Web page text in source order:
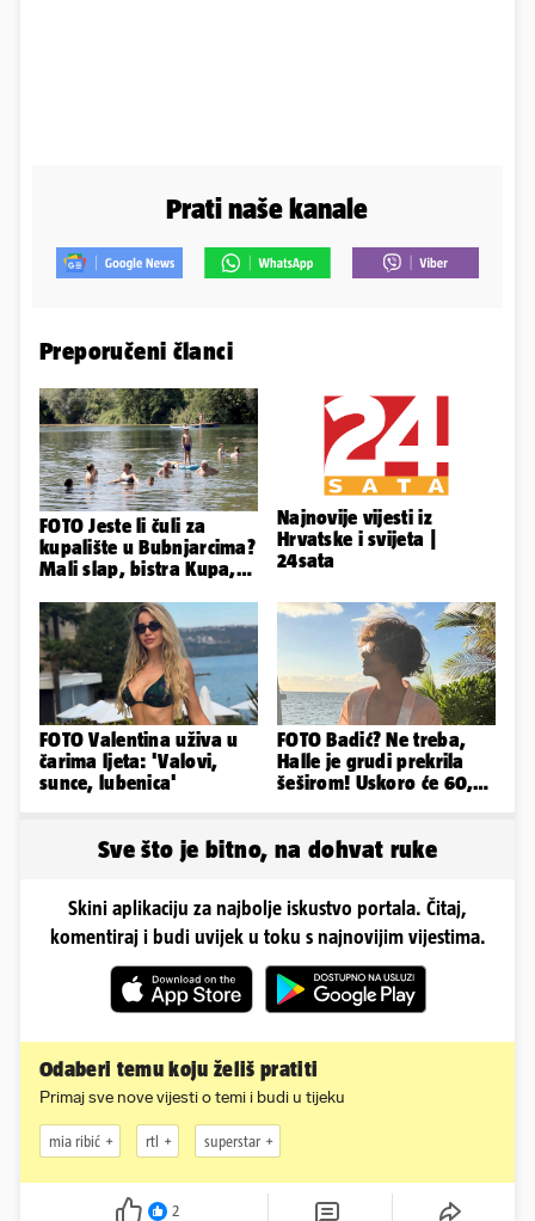
Prati naše kanale
Preporučeni članci
FOTO Jeste li čuli za
kupalište u Bubnjarcima?
Mali slap, bistra Kupa,
idila!
Najnovije vijesti iz
Hrvatske i svijeta |
24sata
FOTO Valentina uživa u
čarima ljeta: 'Valovi,
sunce, lubenica'
FOTO Badić? Ne treba,
Halle je grudi prekrila
šeširom! Uskoro će 60,
Sve što je bitno, na dohvat ruke
Skini aplikaciju za najbolje iskustvo portala. Čitaj,
komentiraj i budi uvijek u toku s najnovijim vijestima.
Odaberi temu koju želiš pratiti
Primaj sve nove vijesti o temi i budi u tijeku
mia ribić rtl superstar
2